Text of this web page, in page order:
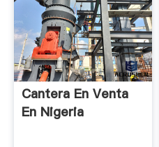
Cantera En Venta
En Nigeria